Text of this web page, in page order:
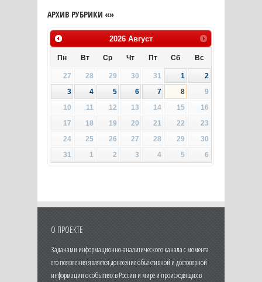
АРХИВ РУБРИКИ «»
2026 Август
Пн Вт Ср Чт Пт Сб Вс
27 28 29 30 31 1
2
3
4 5 6 7 8
9
10
11 12 13 14 15
16
17
18 19 20 21 22
23
24
25 26 27 28 29
30
31
1 2 3 4 5 6
О ПРОЕКТЕ
Задачами информационно-аналитического канала с момента
его появления является донесение объективной и достоверной
информации о событиях в России и мире и происходящих в